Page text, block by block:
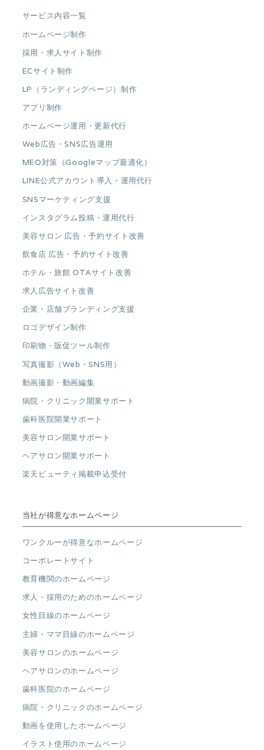
サービス内容一覧
ホームページ制作
採用・求人サイト制作
ECサイト制作
LP（ランディングページ）制作
アプリ制作
ホームページ運用・更新代行
Web広告・SNS広告運用
MEO対策（Googleマップ最適化）
LINE公式アカウント導入・運用代行
SNSマーケティング支援
インスタグラム投稿・運用代行
美容サロン 広告・予約サイト改善
飲食店 広告・予約サイト改善
ホテル・旅館 OTAサイト改善
求人広告サイト改善
企業・店舗ブランディング支援
ロゴデザイン制作
印刷物・販促ツール制作
写真撮影（Web・SNS用）
動画撮影・動画編集
病院・クリニック開業サポート
歯科医院開業サポート
美容サロン開業サポート
ヘアサロン開業サポート
楽天ビューティ掲載申込受付
当社が得意なホームページ
ワンクルーが得意なホームページ
コーポレートサイト
教育機関のホームページ
求人・採用のためのホームページ
女性目線のホームページ
主婦・ママ目線のホームページ
美容サロンのホームページ
ヘアサロンのホームページ
歯科医院のホームページ
病院・クリニックのホームページ
動画を使用したホームページ
イラスト使用のホームページ